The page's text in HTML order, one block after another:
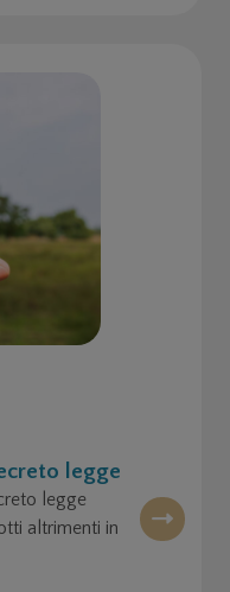
legge
legge
altrimenti in